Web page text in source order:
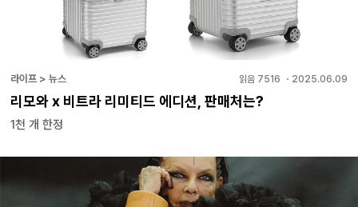
라이프 > 뉴스 읽음 7516 ・ 2025.06.09
리모와 x 비트라 리미티드 에디션, 판매처는?
1천 개 한정